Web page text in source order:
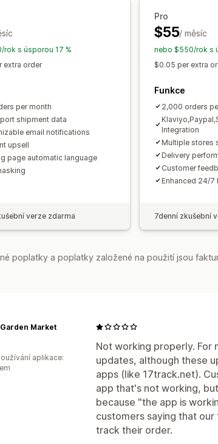
rok s úsporou 17 %
extra order
per month
shipment data
email notifications
upsell
page automatic language
verze zdarma
Pro
$55/ měsíc
nebo $550/rok s
$0.05 per extra
Funkce
2,000 orders
Integration
Multiple stores
Delivery
Customer
Enhanced 24/7
7denní zkušební
poplatky a poplatky založené na použití jsou
Not working properly. For
updates, although these
apps (like 17track.net).
app that's not working,
because "the app is
customers saying that
track their order.
Market
aplikace: